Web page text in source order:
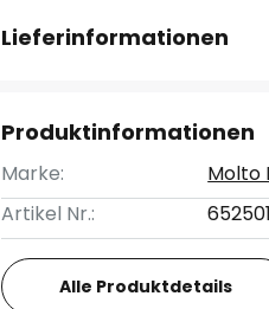
Lieferinformationen
Produktinformationen
Marke:
Molto
Artikel Nr.:
Alle Produktdetails